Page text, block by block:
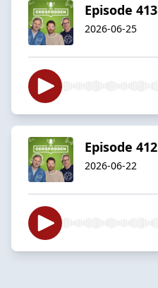
Episode 413
2026-06-25
Episode 412
2026-06-22